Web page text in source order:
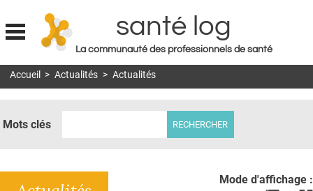
Jump to navigation
santé log
La communauté des professionnels de santé
MON COMPTE
DOSSIERS
Accueil > Actualités > Actualités
Mots clés
Mode d'affichage :